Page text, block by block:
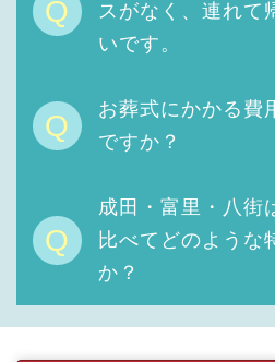
Q
スがなく、連れて
いです。
Q お葬式にかかる費
ですか？
Q
成田・富里・八街
比べてどのような
か？